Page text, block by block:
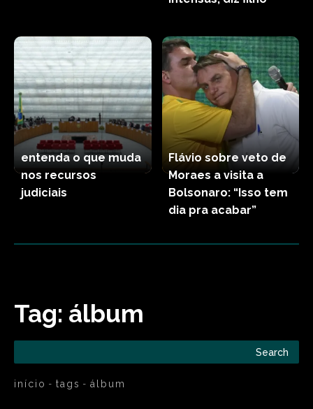
entenda o que muda
nos recursos
judiciais
Flávio sobre veto de
Moraes a visita a
Bolsonaro: “Isso tem
dia pra acabar”
Tag: álbum
Search
início tags álbum